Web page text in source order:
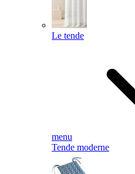
Le tende
menu
Tende moderne